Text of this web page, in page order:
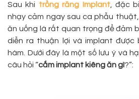
Sau khi trồng răng Implant, đặc
nhạy cảm ngay sau ca phẫu
ăn uống là rất quan trọng để đảm
diễn ra thuận lợi và implant được
hàm. Dưới đây là một số lưu ý và
câu hỏi “cắm implant kiêng ăn gì?”: